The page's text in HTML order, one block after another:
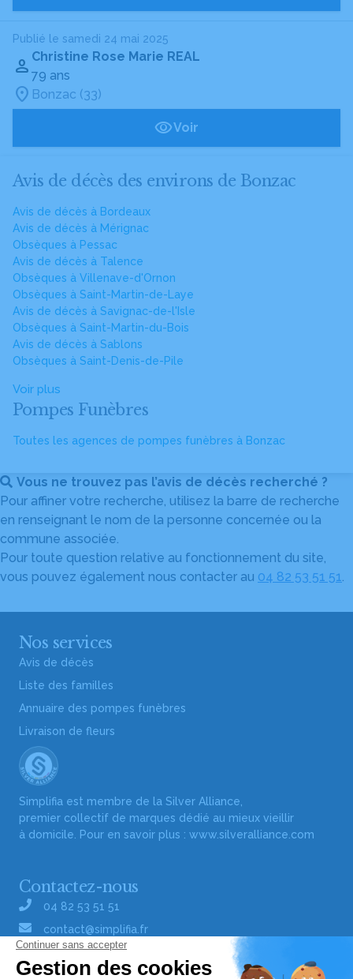
Publié le samedi 24 mai 2025
Christine Rose Marie REAL
79 ans
Bonzac (33)
Voir
Avis de décès des environs de Bonzac
Avis de décès à Bordeaux
Avis de décès à Mérignac
Obsèques à Pessac
Avis de décès à Talence
Obsèques à Villenave-d'Ornon
Obsèques à Saint-Martin-de-Laye
Avis de décès à Savignac-de-l'Isle
Obsèques à Saint-Martin-du-Bois
Avis de décès à Sablons
Obsèques à Saint-Denis-de-Pile
Voir plus
Pompes Funèbres
Toutes les agences de pompes funèbres à Bonzac
Vous ne trouvez pas l’avis de décès recherché ?
Pour affiner votre recherche, utilisez la barre de recherche
en renseignant le nom de la personne concernée ou la
commune associée.
Pour toute question relative au fonctionnement du site,
vous pouvez également nous contacter au 04 82 53 51 51.
Nos services
Avis de décès
Liste des familles
Annuaire des pompes funèbres
Livraison de fleurs
Simplifia est membre de la Silver Alliance,
premier collectif de marques dédié au mieux vieillir
à domicile. Pour en savoir plus : www.silveralliance.com
Contactez-nous
04 82 53 51 51
contact@simplifia.fr